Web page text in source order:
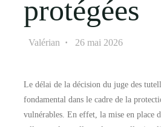
protégées
Valérian 26 mai 2026
Le délai de la décision du juge des
fondamental dans le cadre de la
vulnérables. En effet, la mise en place